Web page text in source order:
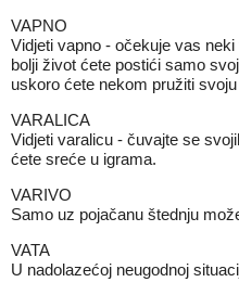
VAPNO
Vidjeti vapno - očekuje vas
bolji život ćete postići samo
uskoro ćete nekom pružiti
VARALICA
Vidjeti varalicu - čuvajte se
ćete sreće u igrama.
VARIVO
Samo uz pojačanu štednju
VATA
U nadolazećoj neugodnoj